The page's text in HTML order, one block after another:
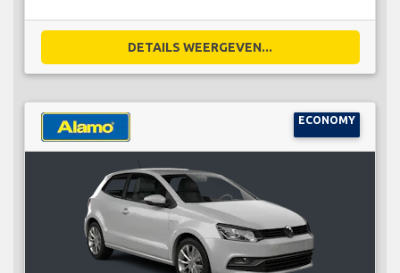
DETAILS WEERGEVEN...
ECONOMY